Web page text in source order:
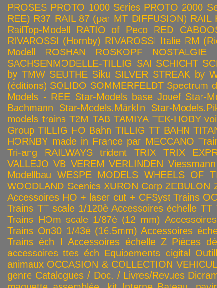
PROSES PROTO 1000 Series PROTO 2000
REE) R37 RAIL 87 (par MT DIFFUSION) RAIL
RailTop-Modell
RATIO of Peco
RED
RIVAROSSI (Hornby) RIVAROSSI Italie RM
Modell
ROSHAN ROSKOPF NOSTALGIE
SACHSENMODELLE-TILLIG SAI SCHICHT
by TMW SEUTHE Siku SILVER STREAK by
(éditions) SOLIDO SOMMERFELDT Spectrum
Models - REE Star-Models base Jouef Star-
Bachmann
Star-Models.Märklin
Star-
models trains T2M TAB TAMIYA TEK-HOBY
Group TILLIG HO Bahn TILLIG TT BAHN
HORNBY made in France par MECCANO
Tri-ang RAILWAYS
trident TRIX
TRIX
VALLEJO VB VEREM VERLINDEN Viessmann
Modellbau WESPE MODELS WHEELS OF
WOODLAND Scenics XURON Corp ZEBULON
Accessoires HO + laser cut + CFSyst Trains
Trains TT scale 1/120è Accessoires échelle TT
Trains HOm scale 1/87è (12 mm)
Trains On30 1/43è (16.5mm) Accessoires
Trains éch I Accessoires échelle Z Pièces
accessoires ttes éch Equipements digital
animaux OCCASION & COLLECTION
genre Catalogues / Doc. / Livres/Revues